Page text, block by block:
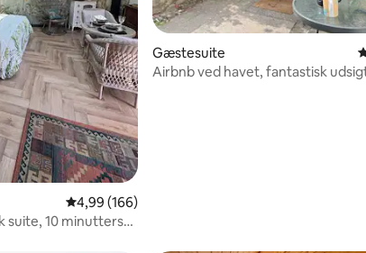
4,99 ud af 5 i gennemsnitlig bedømmelse, 166
4,99 (166)
suite, 10 minutters
Gæstesuite
Airbnb ved havet, fantastisk